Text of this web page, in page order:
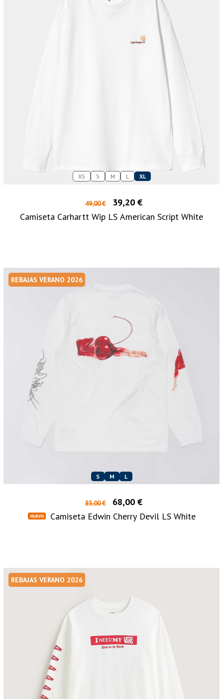
XS S M L XL
49,00 €
39,20 €
Camiseta Carhartt Wip LS American Script White
REBAJAS VERANO 2026
S M L
85,00 €
68,00 €
Camiseta Edwin Cherry Devil LS White
REBAJAS VERANO 2026